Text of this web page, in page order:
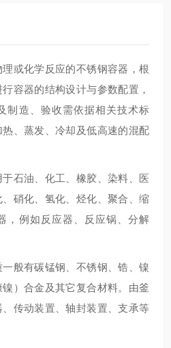
或化学反应的不锈钢容器，根
容器的结构设计与参数配置，
制造、验收需依据相关技术标
、蒸发、冷却及低高速的混配
于石油、化工、橡胶、染料、医
硝化、氢化、烃化、聚合、缩
，例如反应器、反应锅、分解
一般有碳锰钢、不锈钢、锆、镍
）合金及其它复合材料。由釜
传动装置、轴封装置、支承等